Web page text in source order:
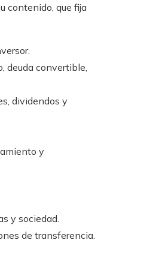
contenido, que fija
deuda convertible,
dividendos y
y
y sociedad.
de transferencia.